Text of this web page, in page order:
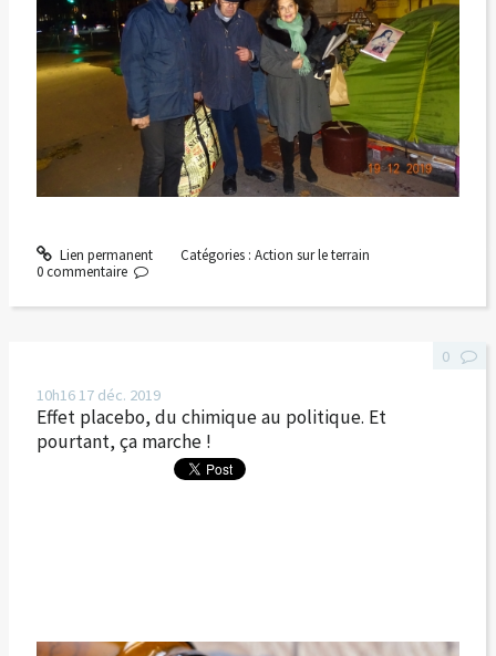
Lien permanent Catégories : Action sur le terrain
0 commentaire
10h1617 déc. 2019
Effet placebo, du chimique au politique. Et
pourtant, ça marche !
0